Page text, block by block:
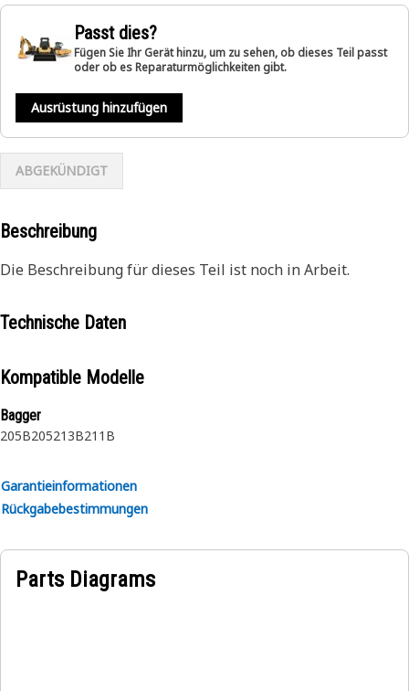
Passt dies?
Fügen Sie Ihr Gerät hinzu, um zu sehen, ob dieses Teil passt
oder ob es Reparaturmöglichkeiten gibt.
Ausrüstung hinzufügen
ABGEKÜNDIGT
Beschreibung
Die Beschreibung für dieses Teil ist noch in Arbeit.
Technische Daten
Kompatible Modelle
Bagger
205B205213B211B
Garantieinformationen
Rückgabebestimmungen
Parts Diagrams